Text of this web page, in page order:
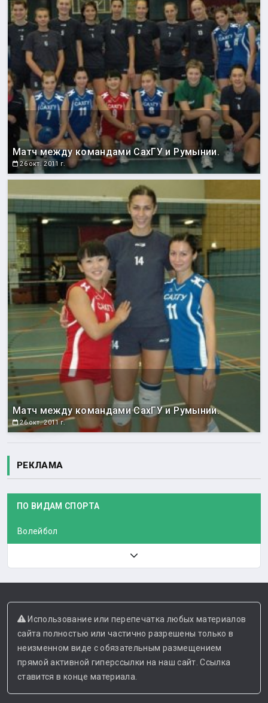
Матч между командами СахГУ и Румынии.
26 окт. 2011 г.
Матч между командами СахГУ и Румынии.
26 окт. 2011 г.
РЕКЛАМА
ПО ВИДАМ СПОРТА
Волейбол
Использование или перепечатка любых материалов
сайта полностью или частично разрешены только в
неизменном виде с обязательным размещением
прямой активной гиперссылки на наш сайт. Ссылка
ставится в конце материала.